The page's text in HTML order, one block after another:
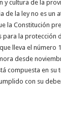
cultura de la
la ley no es un
la Constitución
la protección
lleva el número
desde
compuesta en
con su